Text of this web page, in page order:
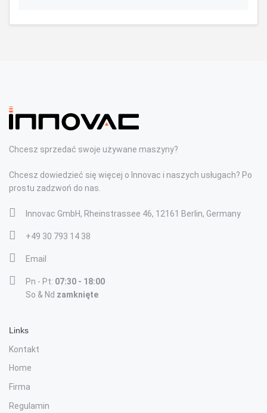
Chcesz sprzedać swoje używane maszyny?
Chcesz dowiedzieć się więcej o Innovac i naszych usługach? Po
prostu zadzwoń do nas.
Innovac GmbH, Rheinstrassee 46, 12161 Berlin, Germany
+49 30 793 14 38
Email
Pn - Pt: 07:30 - 18:00
So & Nd zamknięte
Links
Kontakt
Home
Firma
Regulamin